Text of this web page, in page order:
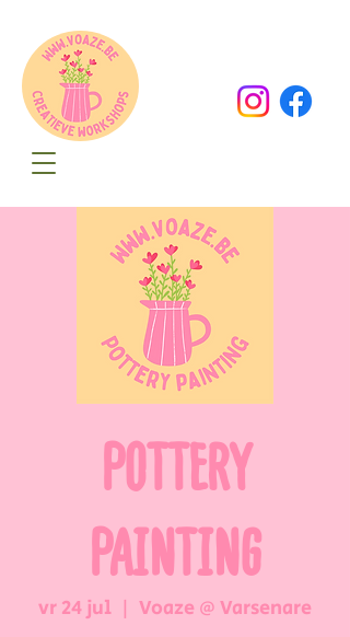
POTTERY
PAINTING
vr 24 jul
  |
Voaze @ Varsenare